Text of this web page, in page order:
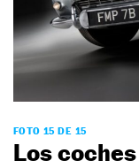
FOTO 15 DE 15
Los